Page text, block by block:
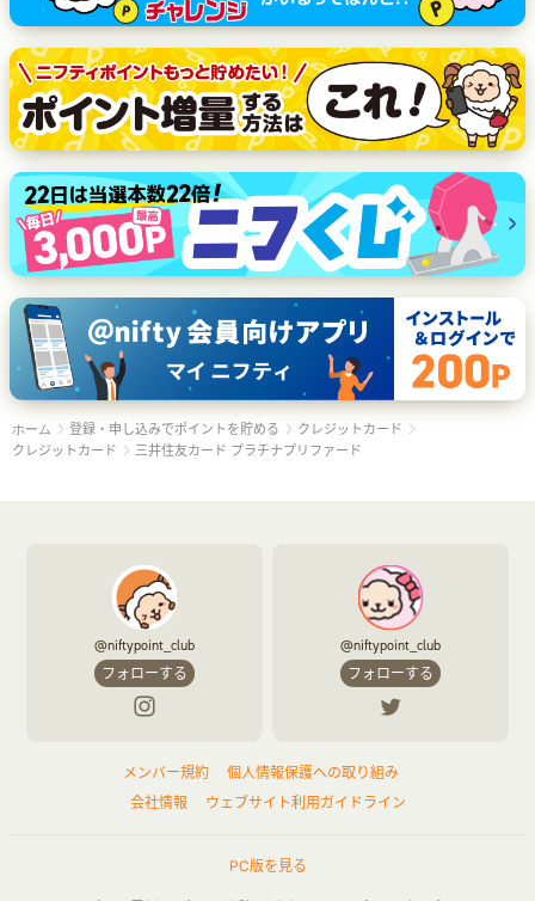
ホーム 登録・申し込みでポイントを貯める
クレジットカード
クレジットカード
三井住友カード プラチナプリファード
@niftypoint_club
フォローする
@niftypoint_club
フォローする
メンバー規約
個人情報保護への取り組み
会社情報
ウェブサイト利用ガイドライン
PC版を見る